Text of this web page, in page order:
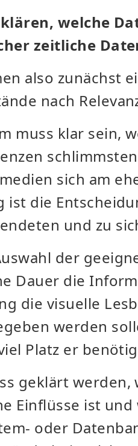
klären, welche
zeitliche
also zunächst
nach
muss klar sein,
sich am
ist die
und zu
der
Dauer die
die visuelle
werden
Platz er
geklärt
Einflüsse ist
oder